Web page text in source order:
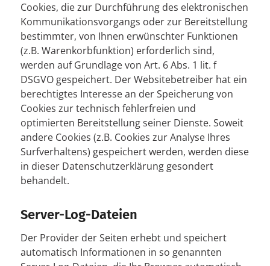
Cookies, die zur Durchführung des elektronischen
Kommunikationsvorgangs oder zur Bereitstellung
bestimmter, von Ihnen erwünschter Funktionen
(z.B. Warenkorbfunktion) erforderlich sind,
werden auf Grundlage von Art. 6 Abs. 1 lit. f
DSGVO gespeichert. Der Websitebetreiber hat ein
berechtigtes Interesse an der Speicherung von
Cookies zur technisch fehlerfreien und
optimierten Bereitstellung seiner Dienste. Soweit
andere Cookies (z.B. Cookies zur Analyse Ihres
Surfverhaltens) gespeichert werden, werden diese
in dieser Datenschutzerklärung gesondert
behandelt.
Server-Log-Dateien
Der Provider der Seiten erhebt und speichert
automatisch Informationen in so genannten